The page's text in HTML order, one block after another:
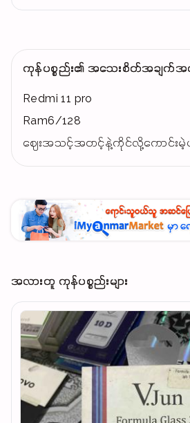
ကုန်ပစ္စည်း၏ အသေးစိတ်အချက်အ
Redmi 11 pro
Ram6/128
ဈေးအသင့်အတင့်နဲ့ကိုင်လို့ကောင်းမဲ့ဖု
အလားတူ ကုန်ပစ္စည်းများ